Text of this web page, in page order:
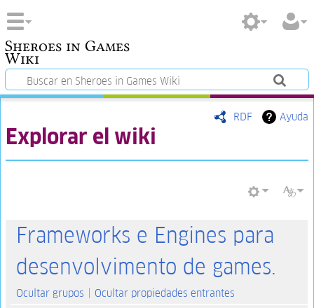
Sheroes in Games
Wiki
RDF Ayuda
Explorar el wiki
Frameworks e Engines para
desenvolvimento de games.
Ocultar grupos Ocultar propiedades entrantes